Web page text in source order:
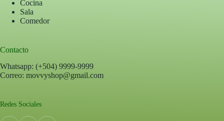
Cocina
Sala
Comedor
Contacto
Whatsapp: (+504) 9999-9999
Correo: movvyshop@gmail.com
Redes Sociales